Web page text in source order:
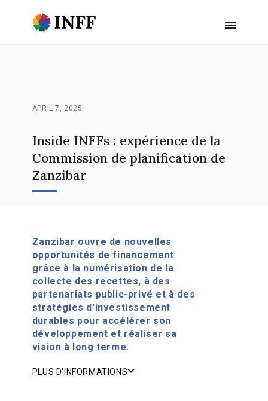
APRIL 7, 2025
Inside INFFs : expérience de la
Commission de planification de
Zanzibar
Zanzibar ouvre de nouvelles
opportunités de financement
grâce à la numérisation de la
collecte des recettes, à des
partenariats public-privé et à des
stratégies d'investissement
durables pour accélérer son
développement et réaliser sa
vision à long terme.
PLUS D'INFORMATIONS